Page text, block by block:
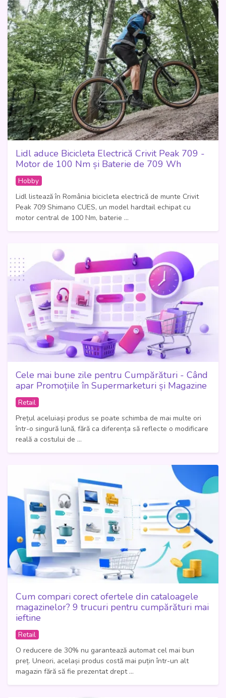
Lidl aduce Bicicleta Electrică Crivit Peak 709 -
Motor de 100 Nm și Baterie de 709 Wh
Hobby
Lidl listează în România bicicleta electrică de munte Crivit
Peak 709 Shimano CUES, un model hardtail echipat cu
motor central de 100 Nm, baterie ...
Cele mai bune zile pentru Cumpărături - Când
apar Promoțiile în Supermarketuri și Magazine
Retail
Prețul aceluiași produs se poate schimba de mai multe ori
într-o singură lună, fără ca diferența să reflecte o modificare
reală a costului de ...
Cum compari corect ofertele din cataloagele
magazinelor? 9 trucuri pentru cumpărături mai
ieftine
Retail
O reducere de 30% nu garantează automat cel mai bun
preț. Uneori, același produs costă mai puțin într-un alt
magazin fără să fie prezentat drept ...